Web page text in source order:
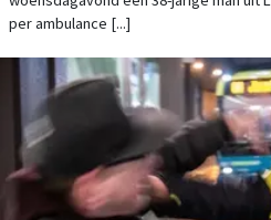
per ambulance [...]